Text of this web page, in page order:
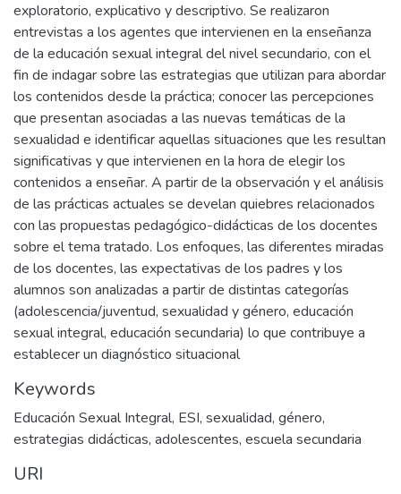
exploratorio, explicativo y descriptivo. Se realizaron
entrevistas a los agentes que intervienen en la enseñanza
de la educación sexual integral del nivel secundario, con el
fin de indagar sobre las estrategias que utilizan para abordar
los contenidos desde la práctica; conocer las percepciones
que presentan asociadas a las nuevas temáticas de la
sexualidad e identificar aquellas situaciones que les resultan
significativas y que intervienen en la hora de elegir los
contenidos a enseñar. A partir de la observación y el análisis
de las prácticas actuales se develan quiebres relacionados
con las propuestas pedagógico-didácticas de los docentes
sobre el tema tratado. Los enfoques, las diferentes miradas
de los docentes, las expectativas de los padres y los
alumnos son analizadas a partir de distintas categorías
(adolescencia/juventud, sexualidad y género, educación
sexual integral, educación secundaria) lo que contribuye a
establecer un diagnóstico situacional
Keywords
Educación Sexual Integral, ESI, sexualidad, género,
estrategias didácticas, adolescentes, escuela secundaria
URI